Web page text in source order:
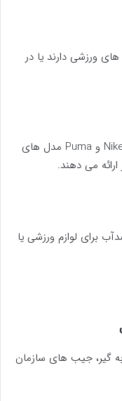
ورزشی دارند یا در
برندهایی مانند Nike، Adidas و Puma مدل های
می دهند.
برای لوازم ورزشی یا
جیب های سازمان